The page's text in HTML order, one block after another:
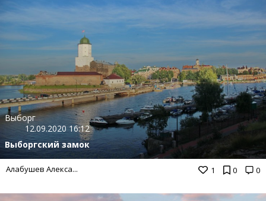
1 0 0
Выборг
12.09.2020 16:12
Выборгский замок
Алабушев Алекса...